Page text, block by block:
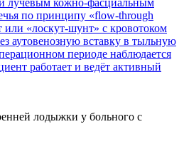
по принципу «flow-through
«лоскут-шунт» с кровотоком
аутовенозную вставку в тыльную
периоде наблюдается
работает и ведёт активный